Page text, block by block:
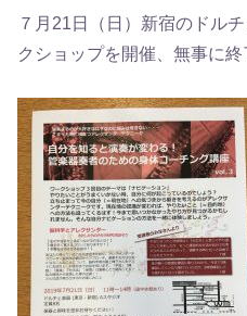
７月21日（日）新宿のドル
クショップを開催、無事に終